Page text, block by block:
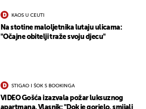
KAOS U CEUTI
Na stotine maloljetnika lutaju ulicama:
"Očajne obitelji traže svoju djecu"
STIGAO I ŠOK S BOOKINGA
VIDEO Gošća izazvala požar luksuznog
apartmana. Vlasnik: "Dok je gorjelo, smijali